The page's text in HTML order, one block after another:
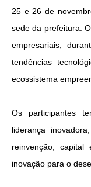
25 e 26 de
sede da prefeitura.
empresariais,
tendências
ecossistema
Os participantes
liderança
reinvenção,
inovação para o